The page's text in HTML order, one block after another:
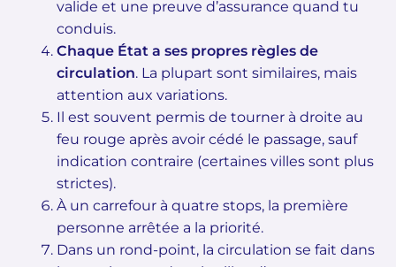
valide et une preuve d’assurance quand tu
conduis.
Chaque État a ses propres règles de
circulation. La plupart sont similaires, mais
attention aux variations.
Il est souvent permis de tourner à droite au
feu rouge après avoir cédé le passage, sauf
indication contraire (certaines villes sont plus
strictes).
À un carrefour à quatre stops, la première
personne arrêtée a la priorité.
Dans un rond-point, la circulation se fait dans